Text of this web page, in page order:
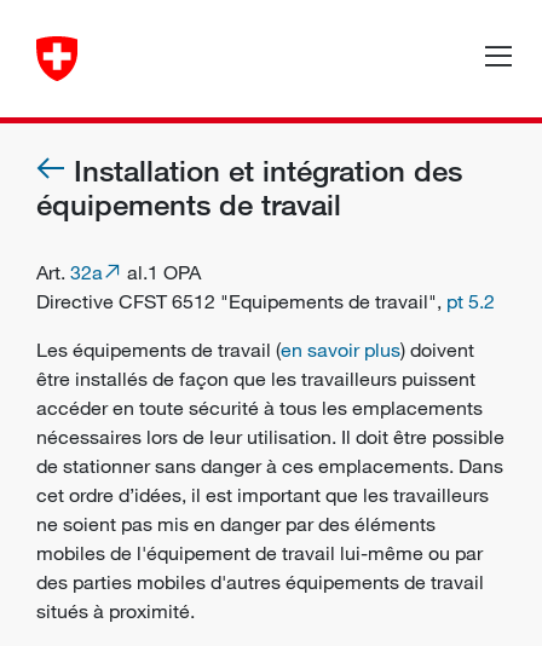
Installation et intégration des
équipements de travail
Art. 32a
al.1 OPA
Directive CFST 6512 "Equipements de travail", pt 5.2
Les équipements de travail (en savoir plus) doivent
être installés de façon que les travailleurs puissent
accéder en toute sécurité à tous les emplacements
nécessaires lors de leur utilisation. Il doit être possible
de stationner sans danger à ces emplacements. Dans
cet ordre d’idées, il est important que les travailleurs
ne soient pas mis en danger par des éléments
mobiles de l'équipement de travail lui-même ou par
des parties mobiles d'autres équipements de travail
situés à proximité.